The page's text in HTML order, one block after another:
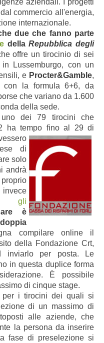
commercio all'energia,
internazionale.
due che fanno parte
dellaRepubblica degli
offre un tirocinio di sei
Lussemburgo, con un
e Procter&Gamble,
con la formula 6+6, da
che variano da 1.600
della sede.
dei 79 tirocini che
ha tempo fino al 29 di
di
solo
andrà
e
gli
è
compilare online il
della Fondazione Crt,
inviarlo per posta. Le
in questa duplice forma
È possibile
di cinque stage.
per i tirocini dei quali si
di un massimo di
alle aziende, che
la persona da inserire
fase di preselezione si